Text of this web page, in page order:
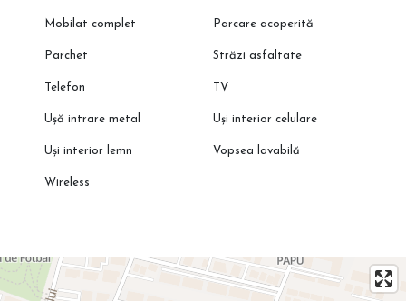
Mobilat complet Parcare acoperită
Parchet Străzi asfaltate
Telefon TV
Ușă intrare metal Uși interior celulare
Uși interior lemn Vopsea lavabilă
Wireless